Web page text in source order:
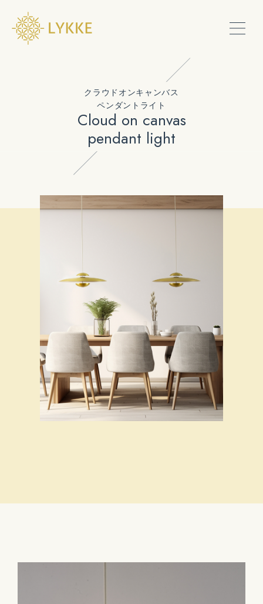
SHOW ROOM
CONTACT
クラウドオンキャンバス
ペンダントライト
Cloud on canvas
pendant light